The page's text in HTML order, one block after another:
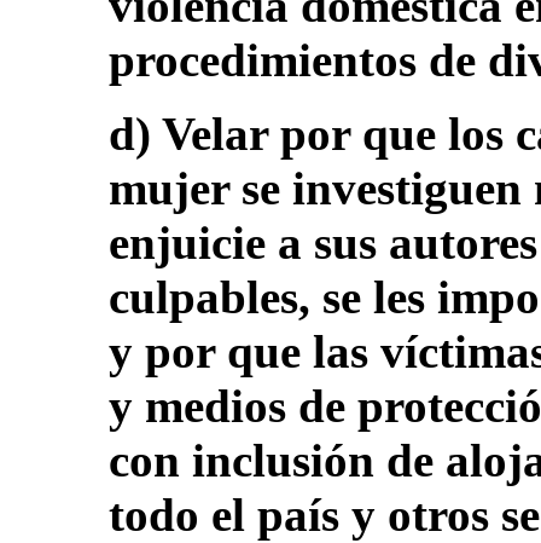
procedimientos de
d) Velar por que los
mujer se investiguen
enjuicie a sus
culpables, se les
y por que las
y medios de
con inclusión de
todo el país y otros